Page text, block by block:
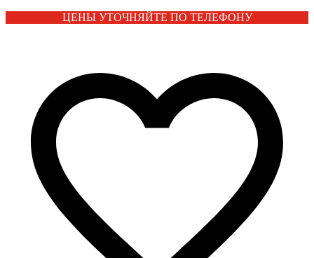
ЦЕНЫ УТОЧНЯЙТЕ ПО ТЕЛЕФОНУ